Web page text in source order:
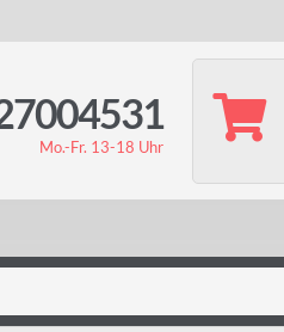
Mo.-Fr. 13-18 Uhr